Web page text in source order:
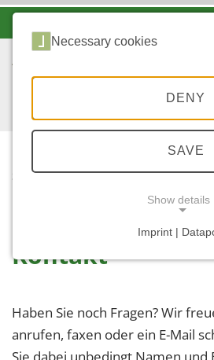
STARTSEITE
...
KONTAKT
Kontakt
Haben Sie noch Fragen? Wir
anrufen, faxen oder ein E-Mail
Necessary cookies
DENY
SAVE
Show details
Imprint |